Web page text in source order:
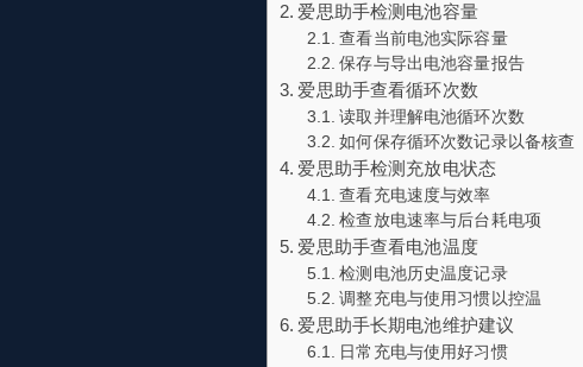
爱思助手检测电池容量
查看当前电池实际容量
保存与导出电池容量报告
爱思助手查看循环次数
读取并理解电池循环次数
如何保存循环次数记录以备核查
爱思助手检测充放电状态
查看充电速度与效率
检查放电速率与后台耗电项
爱思助手查看电池温度
检测电池历史温度记录
调整充电与使用习惯以控温
爱思助手长期电池维护建议
日常充电与使用好习惯